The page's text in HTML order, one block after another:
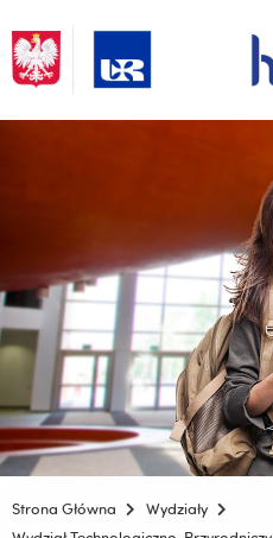
Strona Główna
Wydziały